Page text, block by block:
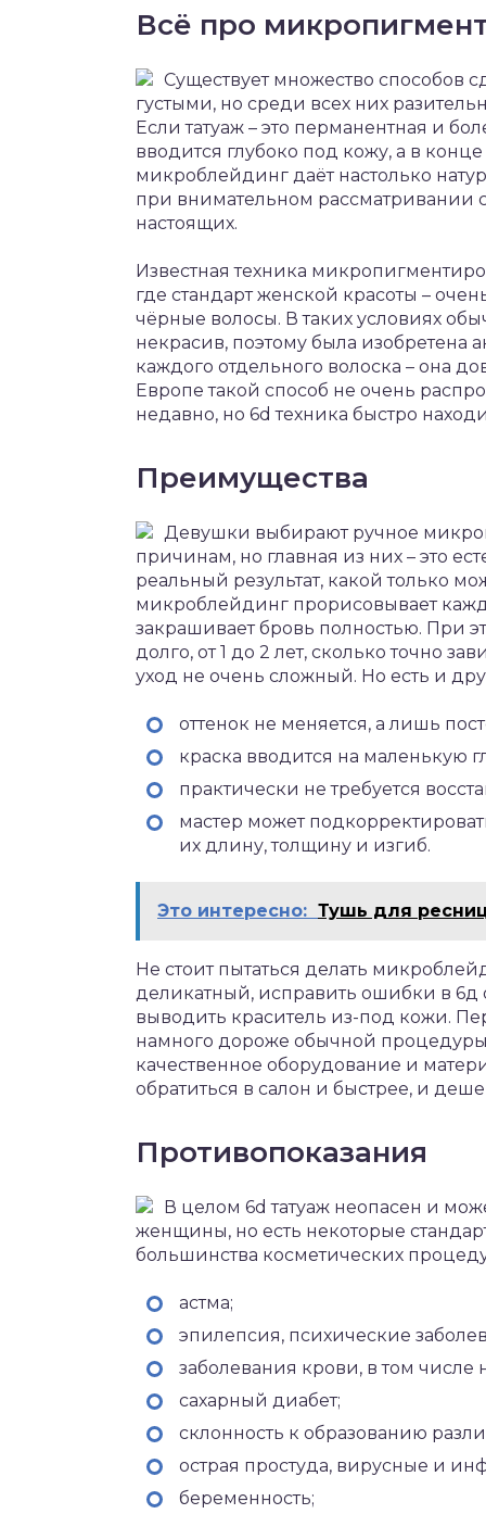
Всё про
Существует множество способов
густыми, но среди всех них
Если татуаж – это перманентная и
вводится глубоко под кожу, а в
микроблейдинг даёт настолько
при внимательном рассматривании
настоящих.
Известная техника
где стандарт женской красоты –
чёрные волосы. В таких условиях
некрасив, поэтому была изобретена
каждого отдельного волоска – она
Европе такой способ не очень
недавно, но 6d техника быстро
Преимущества
Девушки выбирают ручное
причинам, но главная из них – это
реальный результат, какой только
микроблейдинг прорисовывает
закрашивает бровь полностью. При
долго, от 1 до 2 лет, сколько точно
уход не очень сложный. Но есть и
оттенок не меняется, а лишь
краска вводится на маленькую
практически не требуется
мастер может
их длину, толщину и изгиб.
Это интересно: Тушь для
Не стоит пытаться делать
деликатный, исправить ошибки в 6д
выводить краситель из-под кожи.
намного дороже обычной
качественное оборудование и
обратиться в салон и быстрее, и
Противопоказания
В целом 6d татуаж неопасен и
женщины, но есть некоторые
большинства косметических
астма;
эпилепсия, психические
заболевания крови, в том
сахарный диабет;
склонность к образованию
острая простуда, вирусные и
беременность;